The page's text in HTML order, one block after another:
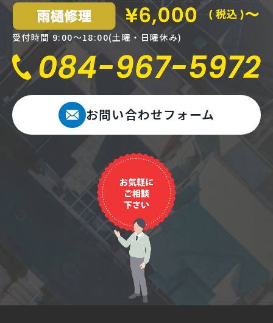
受付時間 9:00〜18:00(土曜・日曜休み)
お問い合わせフォーム